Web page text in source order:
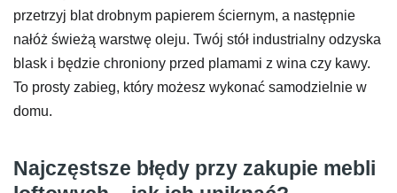
przetrzyj blat drobnym papierem ściernym, a następnie
nałóż świeżą warstwę oleju. Twój stół industrialny odzyska
blask i będzie chroniony przed plamami z wina czy kawy.
To prosty zabieg, który możesz wykonać samodzielnie w
domu.
Najczęstsze błędy przy zakupie mebli